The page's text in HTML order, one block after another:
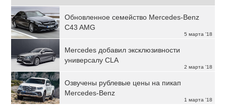
5 марта '18
Обновленное семейство Mercedes-Benz
C43 AMG
2 марта '18
Mercedes добавил эксклюзивности
универсалу CLA
1 марта '18
Озвучены рублевые цены на пикап
Mercedes-Benz